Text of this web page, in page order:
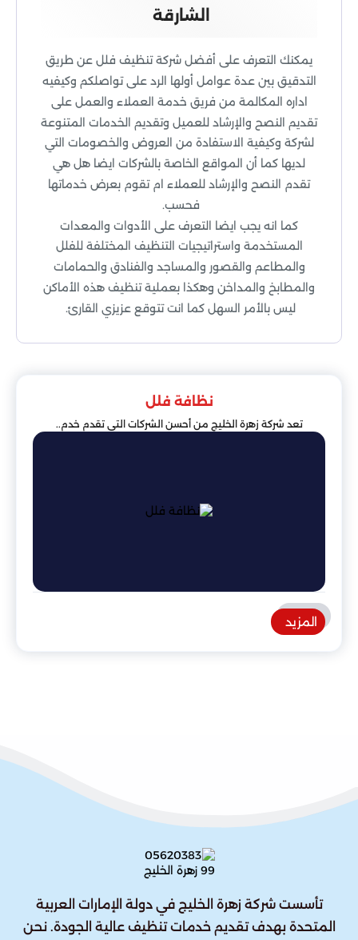
الشارقة
يمكنك التعرف على أفضل شركة تنظيف فلل عن طريق
التدقيق بين عدة عوامل أولها الرد على تواصلكم وكيفيه
اداره المكالمة من فريق خدمة العملاء والعمل على
تقديم النصح والإرشاد للعميل وتقديم الخدمات المتنوعة
لشركة وكيفية الاستفادة من العروض والخصومات التي
لديها كما أن المواقع الخاصة بالشركات ايضا هل هي
تقدم النصح والإرشاد للعملاء ام تقوم بعرض خدماتها
فحسب.
كما انه يجب ايضا التعرف على الأدوات والمعدات
المستخدمة واستراتيجيات التنظيف المختلفة للفلل
والمطاعم والقصور والمساجد والفنادق والحمامات
والمطابخ والمداخن وهكذا بعملية تنظيف هذه الأماكن
ليس بالأمر السهل كما انت تتوقع عزيزي القارئ.
نظافة فلل
تعد شركة زهرة الخليج من أحسن الشركات التي تقدم خدم..
المزيد
تأسست شركة زهرة الخليج في دولة الإمارات العربية
المتحدة بهدف تقديم خدمات تنظيف عالية الجودة. نحن